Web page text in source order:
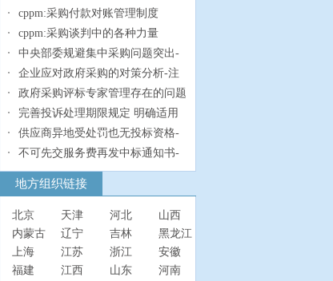
cppm:采购付款对账管理制度
cppm:采购谈判中的各种力量
中央部委规避集中采购问题突出-
企业应对政府采购的对策分析-注
政府采购评标专家管理存在的问题
完善投诉处理期限规定 明确适用
供应商异地受处罚也无投标资格-
不可先交服务费再发中标通知书-
地方组织链接
北京 天津 河北
山西
内蒙古
辽宁 吉林
黑龙江
上海
江苏 浙江
安徽
福建
江西 山东
河南